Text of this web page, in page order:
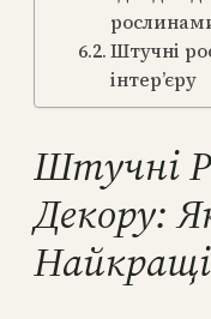
Штучні
інтер’єру
Штучні
Декору: